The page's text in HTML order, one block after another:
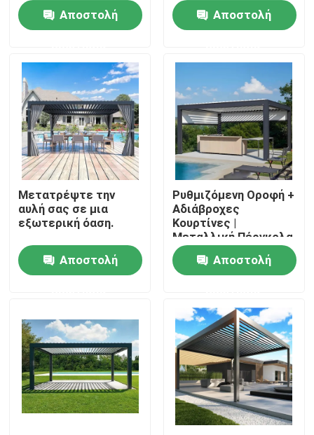
Σπίτι
Προϊόντα
Περίπου εμείς
Γύρος εργοστασίων
Ποιοτικός έλεγχος
Μας ελάτε σε επαφή με
Ζητήστε ένα απόσπασμα
Πέργκολα Patio αργιλίου
Πέργκολα Louvered αργιλίου
Αποστολή
Αποστολή
Μετατρέψτε την
αυλή σας σε μια
εξωτερική όαση.
Αποστολή
Ρυθμιζόμενη Οροφή +
Αδιάβροχες
Κουρτίνες |
Μεταλλική Πέργκολα
με Αναδιπλούμενη
Οροφή Αποστολή